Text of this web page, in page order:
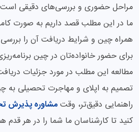
مراحل حضوری و بررسی‌های دقیقی
ما در این مطلب قصد داریم به صورت
همراه چین و شرایط دریافت آن را بررسی
برای حضور خانواده‌تان در چین
مطالعه این مطلب در مورد جزئیات
تصمیم به اپلای و مهاجرت تحصیلی به
راهنمایی دقیق‌تر، وقتمشاوره پذیرش
کنید تا کارشناسان ما شما را در هر قدم